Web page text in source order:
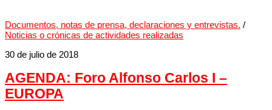
Documentos, notas de prensa, declaraciones y entrevistas. /
Noticias o crónicas de actividades realizadas
30 de julio de 2018
AGENDA: Foro Alfonso Carlos I –
EUROPA